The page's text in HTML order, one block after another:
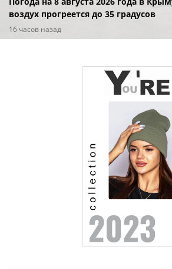
воздух прогреется до 35 градусов
16 часов назад